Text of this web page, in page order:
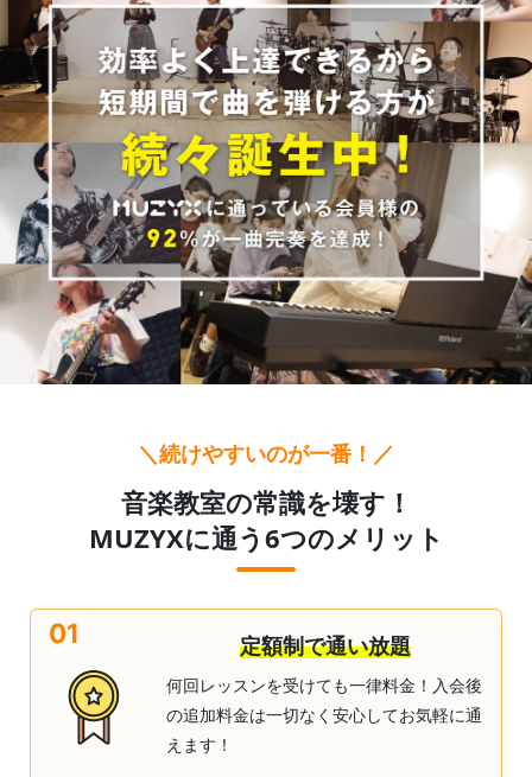
＼続けやすいのが一番！／
音楽教室の常識を壊す！
MUZYXに通う6つのメリット
01 定額制で通い放題
何回レッスンを受けても一律料金！入会後
の追加料金は一切なく安心してお気軽に通
えます！